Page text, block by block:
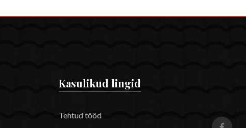
Kasulikud lingid
Tehtud tööd